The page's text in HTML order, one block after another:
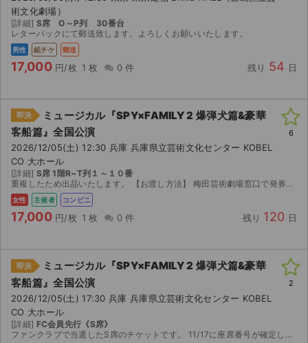
術文化劇場）
[詳細] S席 O～P列 30番台
レターパックにて郵送致します。よろしくお願いいたします。
男性 紙チケ 郵送
17,000 円/枚 1 枚 0 件 残り 54 日
即決
ミュージカル『SPY×FAMILY 2 爆弾犬篇&豪華
客船篇』全国公演
2026/12/05(土) 12:30 兵庫 兵庫県立芸術文化センター KOBEL
CO 大ホール
[詳細] S席 1階R~T列１～１０番
重複したため出品いたします。 【お渡し方法】 梅田芸術劇場窓口で発券していただけます。 郵送による発券にも対応させて頂きます。 【注意事項】 公演が中止となった場合のみ、手数料を差し引...
女性 主催者 コンビニ
17,000 円/枚 1 枚 0 件 残り 120 日
6
即決
ミュージカル『SPY×FAMILY 2 爆弾犬篇&豪華
客船篇』全国公演
2026/12/05(土) 17:30 兵庫 兵庫県立芸術文化センター KOBEL
CO 大ホール
[詳細] FC会員先行《S席》
ファンクラブで当選したS席のチケットです。 11/17に座席番号が確定しますので、番号のスクショをお送りします。コンビニ発券の際の発券手数料は購入者様のご負担でお願いします。
2